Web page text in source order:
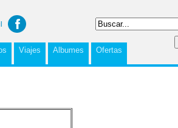
Viajes Albumes Ofertas